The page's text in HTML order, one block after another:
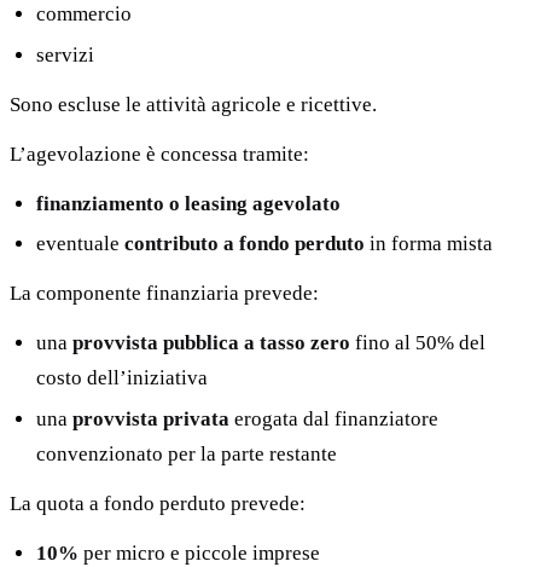
commercio
servizi
Sono escluse le attività agricole e ricettive.
L’agevolazione è concessa tramite:
finanziamento o leasing agevolato
eventualecontributo a fondo perduto in forma mista
La componente finanziaria prevede:
unaprovvista pubblica a tasso zero fino al 50% del
costo dell’iniziativa
unaprovvista privata erogata dal finanziatore
convenzionato per la parte restante
La quota a fondo perduto prevede:
10% per micro e piccole imprese